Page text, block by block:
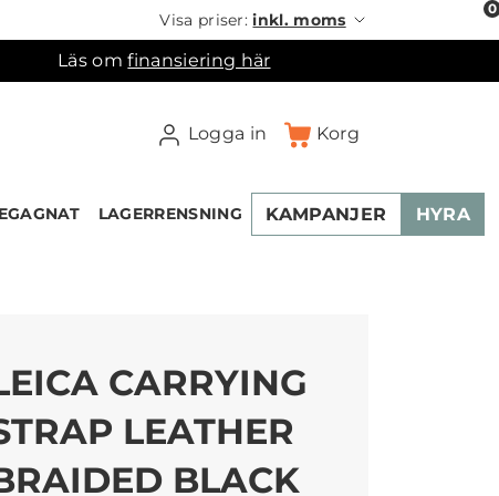
Visa priser:inkl. moms
Läs omfinansiering här
Logga in Korg
0
LAGERRENSNING KAMPANJER HYRA
CARRYING
LEATHER
BLACK